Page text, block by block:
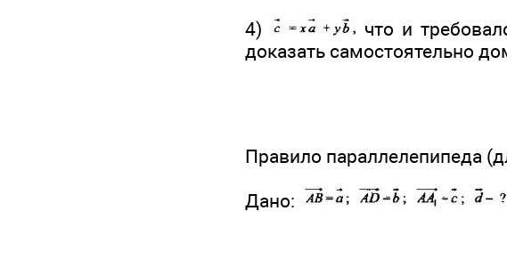
4)
что и
доказать самостоятельно
Правило параллелепипеда
Дано: